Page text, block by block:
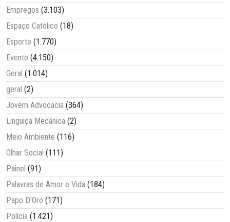
Empregos (3.103)
Espaço Católico (18)
Esporte (1.770)
Evento (4.150)
Geral (1.014)
geral (2)
Jovem Advocacia (364)
Linguiça Mecânica (2)
Meio Ambiente (116)
Olhar Social (111)
Painel (91)
Palavras de Amor e Vida (184)
Papo D'Oro (171)
Polícia (1.421)